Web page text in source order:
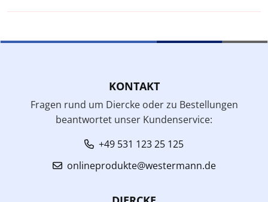
KONTAKT
Fragen rund um Diercke oder zu Bestellungen
beantwortet unser Kundenservice:
+49 531 123 25 125
onlineprodukte@westermann.de